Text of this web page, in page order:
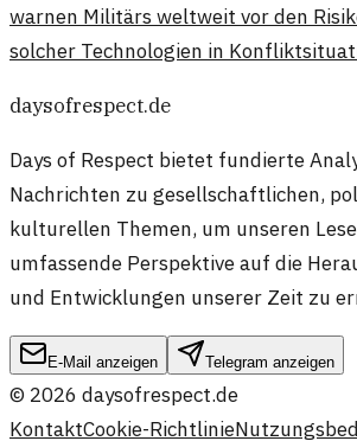
warnen Militärs weltweit vor den
solcher Technologien in
technische Aspekte der Nutzung.
daysofrespect.de
Days of Respect bietet fundierte
Nachrichten zu gesellschaftlichen,
kulturellen Themen, um unseren
umfassende Perspektive auf die
und Entwicklungen unserer Zeit zu
E-Mail anzeigen Telegram anzeigen
© 2026 daysofrespect.de
KontaktCookie-Richtlinie